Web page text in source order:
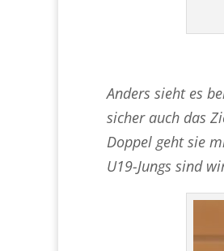
Anders sieht es
sicher auch das
Doppel geht sie
U19-Jungs sind